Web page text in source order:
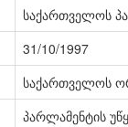
საქართველოს
31/10/1997
საქართველოს
პარლამენტის